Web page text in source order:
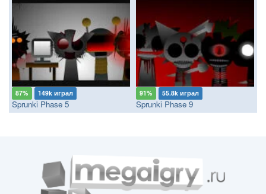
87% 149k играл
Sprunki Phase 5
91% 55.8k играл
Sprunki Phase 9